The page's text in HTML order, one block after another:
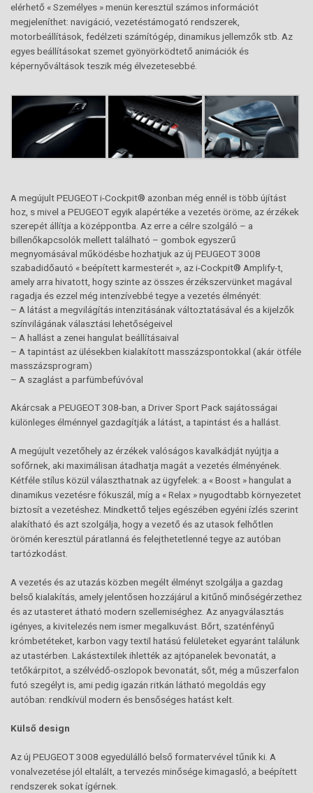
elérhető « Személyes » menün keresztül számos információt
megjeleníthet: navigáció, vezetéstámogató rendszerek,
motorbeállítások, fedélzeti számítógép, dinamikus jellemzők stb. Az
egyes beállításokat szemet gyönyörködtető animációk és
képernyőváltások teszik még élvezetesebbé.
A megújult PEUGEOT i-Cockpit® azonban még ennél is több újítást
hoz, s mivel a PEUGEOT egyik alapértéke a vezetés öröme, az érzékek
szerepét állítja a középpontba. Az erre a célre szolgáló – a
billenőkapcsolók mellett található – gombok egyszerű
megnyomásával működésbe hozhatjuk az új PEUGEOT 3008
szabadidőautó « beépített karmesterét », az i-Cockpit® Amplify-t,
amely arra hivatott, hogy szinte az összes érzékszervünket magával
ragadja és ezzel még intenzívebbé tegye a vezetés élményét:
– A látást a megvilágítás intenzitásának változtatásával és a kijelzők
színvilágának választási lehetőségeivel
– A hallást a zenei hangulat beállításaival
– A tapintást az ülésekben kialakított masszázspontokkal (akár ötféle
masszázsprogram)
– A szaglást a parfümbefúvóval
Akárcsak a PEUGEOT 308-ban, a Driver Sport Pack sajátosságai
különleges élménnyel gazdagítják a látást, a tapintást és a hallást.
A megújult vezetőhely az érzékek valóságos kavalkádját nyújtja a
sofőrnek, aki maximálisan átadhatja magát a vezetés élményének.
Kétféle stílus közül választhatnak az ügyfelek: a « Boost » hangulat a
dinamikus vezetésre fókuszál, míg a « Relax » nyugodtabb környezetet
biztosít a vezetéshez. Mindkettő teljes egészében egyéni ízlés szerint
alakítható és azt szolgálja, hogy a vezető és az utasok felhőtlen
örömén keresztül páratlanná és felejthetetlenné tegye az autóban
tartózkodást.
A vezetés és az utazás közben megélt élményt szolgálja a gazdag
belső kialakítás, amely jelentősen hozzájárul a kitűnő minőségérzethez
és az utasteret átható modern szellemiséghez. Az anyagválasztás
igényes, a kivitelezés nem ismer megalkuvást. Bőrt, szaténfényű
krómbetéteket, karbon vagy textil hatású felületeket egyaránt találunk
az utastérben. Lakástextilek ihlették az ajtópanelek bevonatát, a
tetőkárpitot, a szélvédő-oszlopok bevonatát, sőt, még a műszerfalon
futó szegélyt is, ami pedig igazán ritkán látható megoldás egy
autóban: rendkívül modern és bensőséges hatást kelt.
Külső design
Az új PEUGEOT 3008 egyedülálló belső formatervével tűnik ki. A
vonalvezetése jól eltalált, a tervezés minősége kimagasló, a beépített
rendszerek sokat ígérnek.